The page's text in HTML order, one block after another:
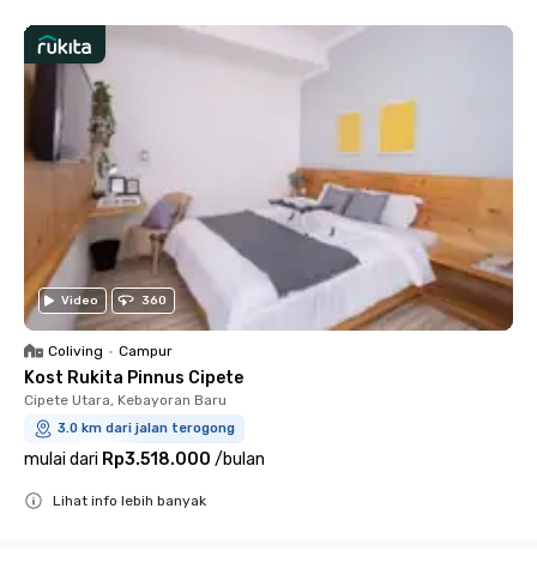
Video 360
Coliving • Campur
Kost Rukita Pinnus Cipete
Cipete Utara, Kebayoran Baru
3.0 km dari jalan terogong
mulai dari Rp3.518.000 /bulan
Lihat info lebih banyak